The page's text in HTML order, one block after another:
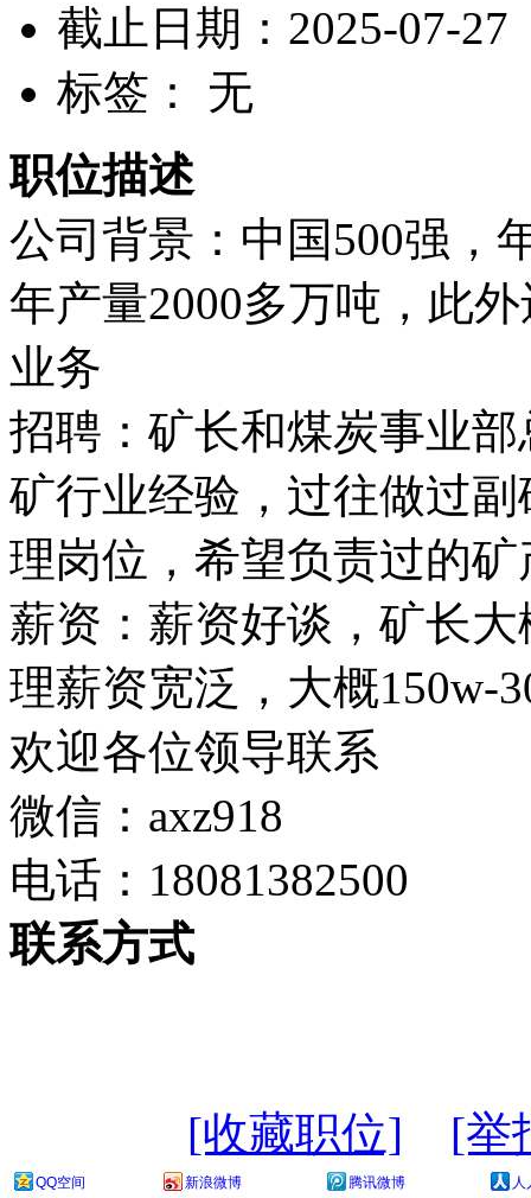
截止日期：2025-07-27
标签： 无
职位描述
公司背景：中国500强，
年产量2000多万吨，此
业务
招聘：矿长和煤炭事业
矿行业经验，过往做过
理岗位，希望负责过的
薪资：薪资好谈，矿长
理薪资宽泛，大概150w-
欢迎各位领导联系
微信：axz918
电话：18081382500
联系方式
[收藏职位] [举
QQ空间 新浪微博 腾讯微博 人